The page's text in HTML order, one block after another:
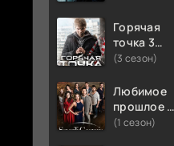
Горячая
точка 3
сезон
(3 сезон)
Любимое
прошлое 1
сезон
(1 сезон)